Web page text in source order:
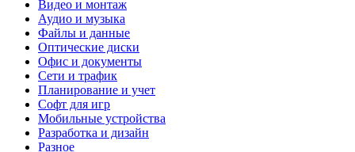
Видео и монтаж
Аудио и музыка
Файлы и данные
Оптические диски
Офис и документы
Сети и трафик
Планирование и учет
Софт для игр
Мобильные устройства
Разработка и дизайн
Разное